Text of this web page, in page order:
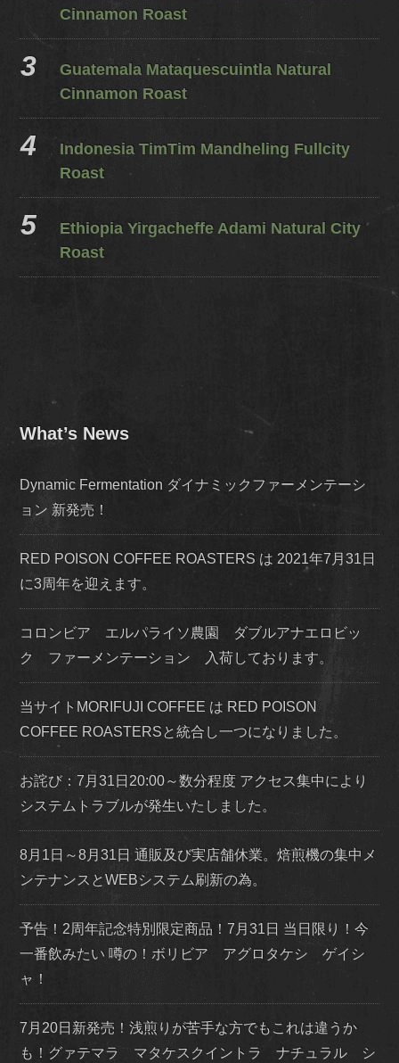
Cinnamon Roast
Guatemala Mataquescuintla Natural
Cinnamon Roast
Indonesia TimTim Mandheling Fullcity
Roast
Ethiopia Yirgacheffe Adami Natural City
Roast
What’s News
Dynamic Fermentation ダイナミックファーメンテーシ
ョン 新発売！
RED POISON COFFEE ROASTERS は 2021年7月31日
に3周年を迎えます。
コロンビア エルパライソ農園 ダブルアナエロビッ
ク ファーメンテーション 入荷しております。
当サイトMORIFUJI COFFEE は RED POISON
COFFEE ROASTERSと統合し一つになりました。
お詫び：7月31日20:00～数分程度 アクセス集中により
システムトラブルが発生いたしました。
8月1日～8月31日 通販及び実店舗休業。焙煎機の集中メ
ンテナンスとWEBシステム刷新の為。
予告！2周年記念特別限定商品！7月31日 当日限り！今
一番飲みたい 噂の！ボリビア アグロタケシ ゲイシ
ャ！
7月20日新発売！浅煎りが苦手な方でもこれは違うか
も！グァテマラ マタケスクイントラ ナチュラル シ